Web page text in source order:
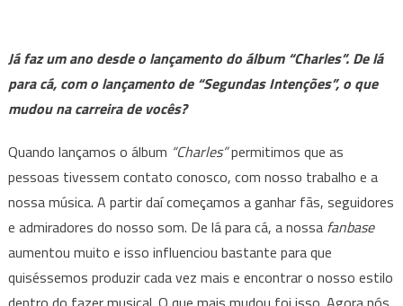
Já faz um ano desde o lançamento do álbum “Charles”. De lá
para cá, com o lançamento de “Segundas Intenções”, o que
mudou na carreira de vocês?
Quando lançamos o álbum “Charles”permitimos que as
pessoas tivessem contato conosco, com nosso trabalho e a
nossa música. A partir daí começamos a ganhar fãs, seguidores
e admiradores do nosso som. De lá para cá, a nossa fanbase
aumentou muito e isso influenciou bastante para que
quiséssemos produzir cada vez mais e encontrar o nosso estilo